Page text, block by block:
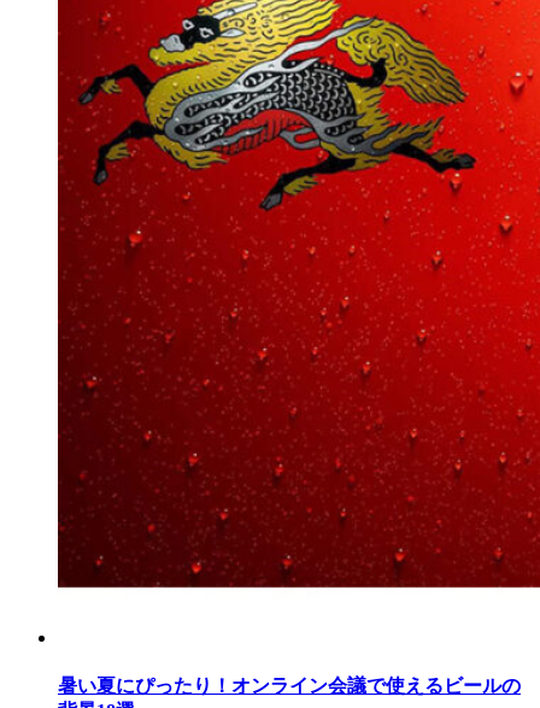
暑い夏にぴったり！オンライン会議で使えるビールの